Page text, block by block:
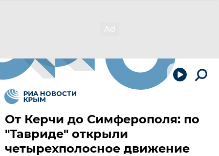
От Керчи до Симферополя: по
"Тавриде" открыли
четырехполосное движение